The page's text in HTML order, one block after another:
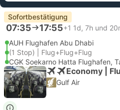
Sofortbestätigung
07:35 17:55+1 1d, 7h und
AUH Flughafen Abu Dhabi
(1 Stop) | Flug+Flug+Flug
CGK Soekarno Hatta Flughafen,
Economy |
Gulf Air